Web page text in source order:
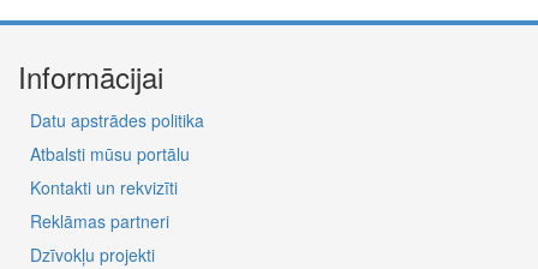
Informācijai
Datu apstrādes politika
Atbalsti mūsu portālu
Kontakti un rekvizīti
Reklāmas partneri
Dzīvokļu projekti